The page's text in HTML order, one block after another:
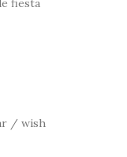
fiesta
/ wish